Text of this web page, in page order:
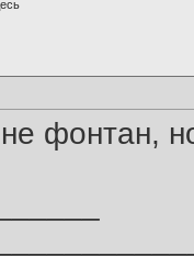
фонтан,